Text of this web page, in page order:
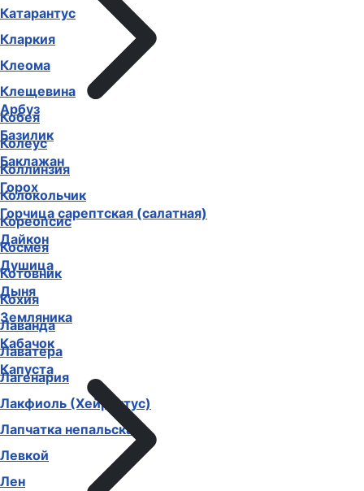
Катарантус
Кларкия
Клеома
Клещевина
Кобея
Колеус
Коллинзия
Колокольчик
Кореопсис
Космея
Котовник
Кохия
Лаванда
Лаватера
Лагенария
Лакфиоль (Хейрантус)
Лапчатка непальская
Левкой
Лен
Арбуз
Базилик
Баклажан
Горох
Горчица сарептская (салатная)
Дайкон
Душица
Дыня
Земляника
Кабачок
Капуста